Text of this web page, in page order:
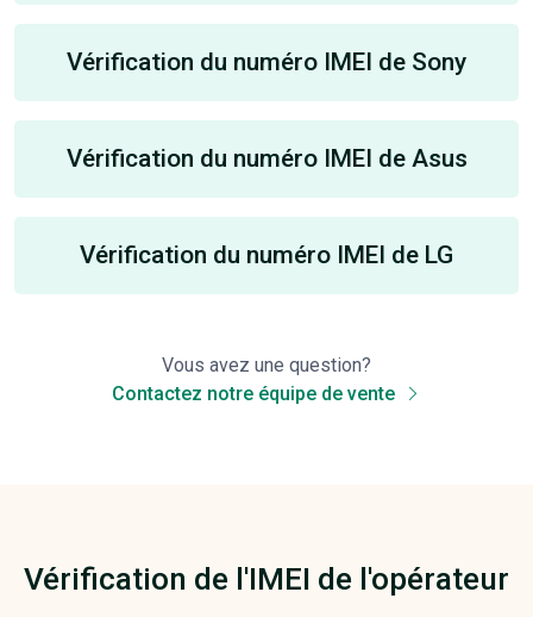
Vérification du numéro IMEI de Sony
Vérification du numéro IMEI de Asus
Vérification du numéro IMEI de LG
Vous avez une question?
Contactez notre équipe de vente
Vérification de l'IMEI de l'opérateur